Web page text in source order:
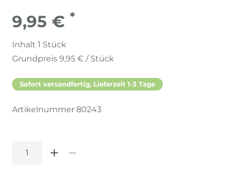
9,95 € *
Inhalt 1 Stück
Grundpreis 9,95 € / Stück
Sofort versandfertig, Lieferzeit 1-3 Tage
Artikelnummer 80243